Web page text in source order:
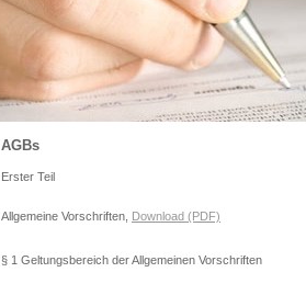
AGBs
Erster Teil
Allgemeine Vorschriften, Download (PDF)
§ 1 Geltungsbereich der Allgemeinen Vorschriften